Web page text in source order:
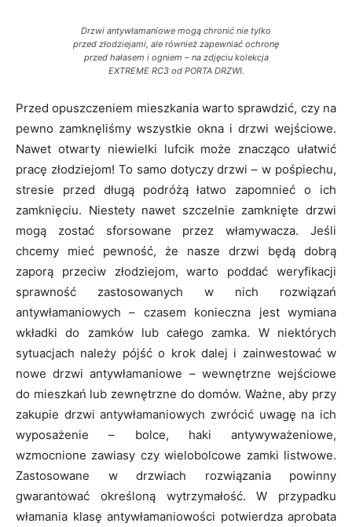
Drzwi antywłamaniowe mogą chronić nie tylko
przed złodziejami, ale również zapewniać ochronę
przed hałasem i ogniem – na zdjęciu kolekcja
EXTREME RC3 od PORTA DRZWI.
Przed opuszczeniem mieszkania warto sprawdzić, czy na
pewno zamknęliśmy wszystkie okna i drzwi wejściowe.
Nawet otwarty niewielki lufcik może znacząco ułatwić
pracę złodziejom! To samo dotyczy drzwi – w pośpiechu,
stresie przed długą podróżą łatwo zapomnieć o ich
zamknięciu. Niestety nawet szczelnie zamknięte drzwi
mogą zostać sforsowane przez włamywacza. Jeśli
chcemy mieć pewność, że nasze drzwi będą dobrą
zaporą przeciw złodziejom, warto poddać weryfikacji
sprawność zastosowanych w nich rozwiązań
antywłamaniowych – czasem konieczna jest wymiana
wkładki do zamków lub całego zamka. W niektórych
sytuacjach należy pójść o krok dalej i zainwestować w
nowe drzwi antywłamaniowe – wewnętrzne wejściowe
do mieszkań lub zewnętrzne do domów. Ważne, aby przy
zakupie drzwi antywłamaniowych zwrócić uwagę na ich
wyposażenie – bolce, haki antywyważeniowe,
wzmocnione zawiasy czy wielobolcowe zamki listwowe.
Zastosowane w drzwiach rozwiązania powinny
gwarantować określoną wytrzymałość. W przypadku
włamania klasę antywłamaniowości potwierdza aprobata